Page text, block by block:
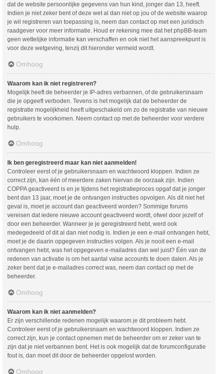
dat de website persoonlijke gegevens van hun kind, jonger dan 13, heeft.
Indien je niet zeker bent of deze wet al dan niet op jou of de website waarop
je wil registreren van toepassing is, neem dan contact op met een juridisch
raadgever voor meer informatie. Houd er rekening mee dat het phpBB-team
geen wettelijke informatie kan verschaffen en ook niet het aanspreekpunt is
voor deze wetgeving, tenzij dit hieronder vermeld wordt.
Omhoog
Waarom kan ik niet registreren?
Mogelijk heeft de beheerder je IP-adres verbannen, of de gebruikersnaam
die je opgeeft verboden. Tevens is het mogelijk dat de beheerder de
registratie mogelijkheid heeft uitgeschakeld om zo de registratie van nieuwe
gebruikers te voorkomen. Neem contact op met de beheerder voor verdere
hulp.
Omhoog
Ik ben geregistreerd maar kan niet aanmelden!
Controleer eerst of je gebruikersnaam en wachtwoord kloppen. Indien ze
correct zijn, kan één of meerdere zaken hiervan de oorzaak zijn. Indien
COPPA geactiveerd is en je tijdens het registratieproces opgaf dat je jonger
bent dan 13 jaar, moet je de ontvangen instructies opvolgen. Als dit niet het
geval is, moet je account dan geactiveerd worden? Sommige forums
vereisen dat iedere nieuwe account geactiveerd wordt, ofwel door jezelf of
door een beheerder. Wanneer je je geregistreerd hebt, werd ook
medegedeeld of dit al dan niet nodig is. Indien je een e-mail ontvangen hebt,
moet je de daarin opgegeven instructies volgen. Als je nooit een e-mail
ontvangen hebt, was het opgegeven e-mailadres dan wel juist? Één van de
redenen van activatie is om het aantal valse accounts te doen dalen. Als je
zeker bent dat je e-mailadres correct was, neem dan contact op met de
beheerder.
Omhoog
Waarom kan ik niet aanmelden?
Er zijn verschillende redenen mogelijk waarom je dit probleem hebt.
Controleer eerst of je gebruikersnaam en wachtwoord kloppen. Indien ze
correct zijn, kun je contact opnemen met de beheerder om er zeker van te
zijn dat je niet verbannen bent. Het is ook mogelijk dat de forumconfiguratie
fout is, dan moet dit door de beheerder opgelost worden.
Omhoog